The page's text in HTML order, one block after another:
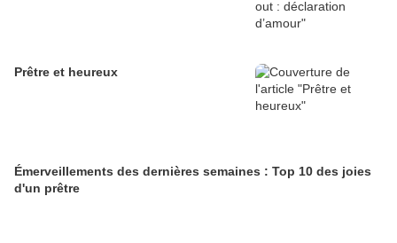
Prêtre et heureux
Émerveillements des dernières semaines : Top 10 des joies
d'un prêtre